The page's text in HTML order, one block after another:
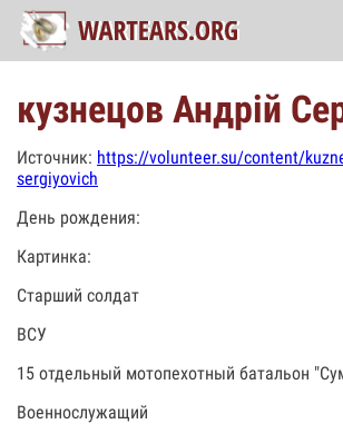
кузнецов Андрій
Источник: https://volunteer.su/content/
sergiyovich
День рождения:
Картинка:
Старший солдат
ВСУ
15 отдельный мотопехотный батальон
Военнослужащий